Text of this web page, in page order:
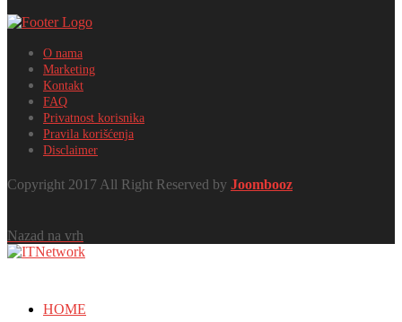
O nama
Marketing
Kontakt
FAQ
Privatnost korisnika
Pravila korišćenja
Disclaimer
Copyright 2017 All Right Reserved by Joombooz
Nazad na vrh
HOME